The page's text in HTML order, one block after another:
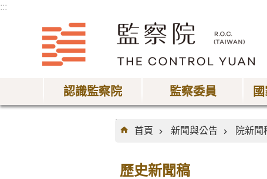
:::
認識監察院 監察委員
:::
首頁
新聞與公告 院新聞
歷史新聞稿